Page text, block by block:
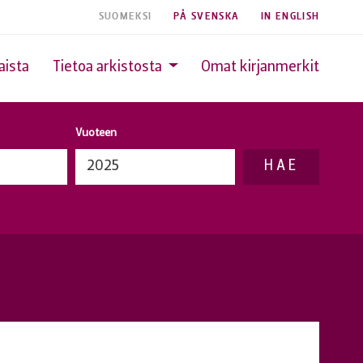
SUOMEKSI PÅ SVENSKA IN ENGLISH
Tietoa arkistosta Omat kirjanmerkit
Vuoteen
HAE